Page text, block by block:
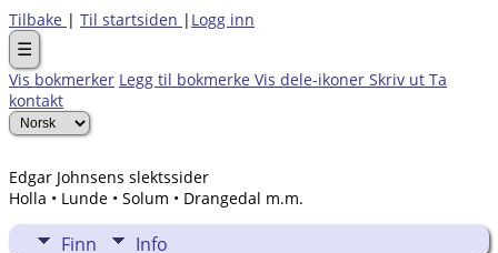
Tilbake | Til startsiden | Logg inn
☰
Vis bokmerker Legg til bokmerke Vis dele-ikoner Skriv ut Ta
kontakt
Edgar Johnsens slektssider
Holla • Lunde • Solum • Drangedal m.m.
Finn Info